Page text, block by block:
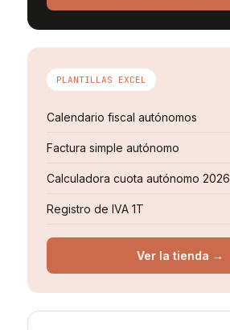
PLANTILLAS EXCEL
Calendario fiscal autónomos
Factura simple autónomo
Calculadora cuota autónomo 2026
Registro de IVA 1T
Ver la tienda →